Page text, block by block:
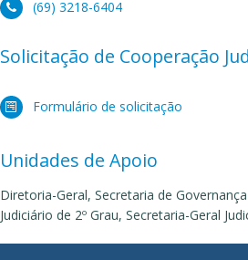
(69) 3218-6404
Solicitação de Cooperação
Formulário de solicitação
Unidades de Apoio
Diretoria-Geral, Secretaria de
Judiciário de 2º Grau, Secretaria-Geral